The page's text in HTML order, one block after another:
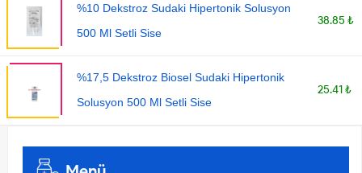
%10 Dekstroz Sudaki Hipertonik Solusyon
500 Ml Setli Sise
38.85 ₺
%17,5 Dekstroz Biosel Sudaki Hipertonik
Solusyon 500 Ml Setli Sise
25.41 ₺